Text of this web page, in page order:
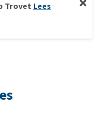
Trovet Lees